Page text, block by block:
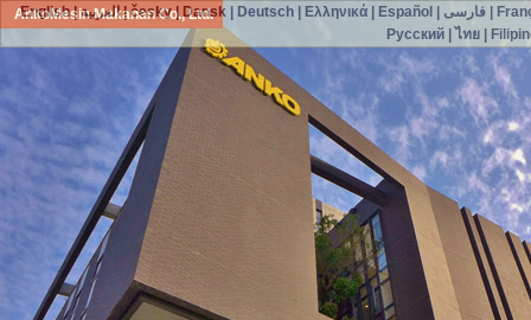
AnkoMesin Makanan Co., Ltd.
English|العربية|česky| Dansk| Deutsch| Ελληνικά| Español فارسی|
Русский| ไทย|